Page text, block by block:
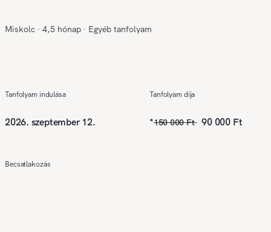
Miskolc ∙ 4,5 hónap ∙ Egyéb tanfolyam
Tanfolyam indulása
2026. szeptember 12.
Tanfolyam díja
*150 000 Ft 90 000 Ft
Becsatlakozás